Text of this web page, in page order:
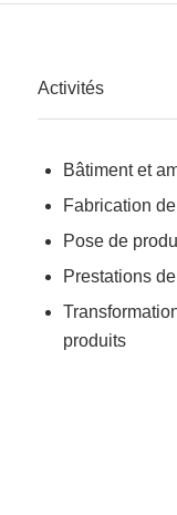
Activités
Bâtiment et
Fabrication
Pose de
Prestations
produits